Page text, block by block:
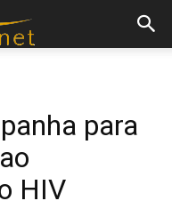
para
HIV